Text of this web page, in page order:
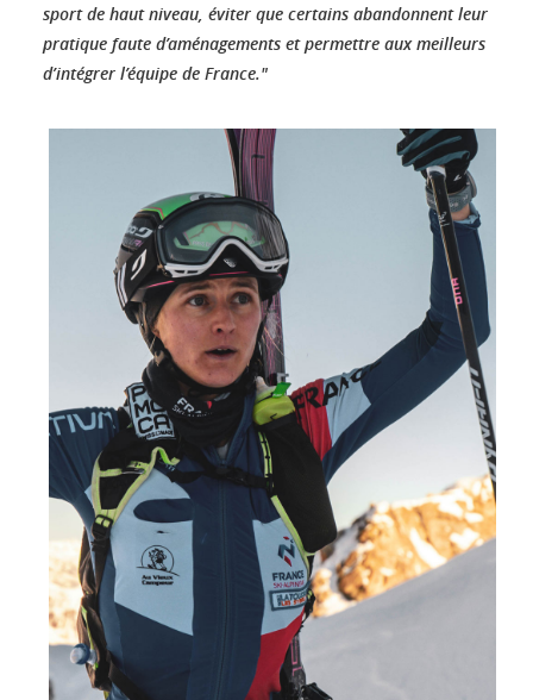
sport de haut niveau, éviter que certains abandonnent leur
pratique faute d’aménagements et permettre aux meilleurs
d’intégrer l’équipe de France."